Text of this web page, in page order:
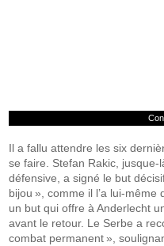
Il a fallu attendre les six
se faire. Stefan Rakic,
défensive, a signé le but
bijou », comme il l’a lui-
un but qui offre à Anderlecht
avant le retour. Le Serbe a
combat permanent »,